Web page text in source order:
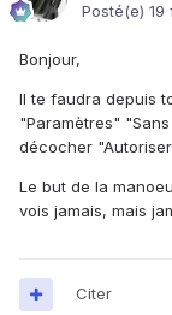
Posté(e) 19
Bonjour,
Il te faudra depuis
"Paramètres"
décocher
Le but de la
vois jamais, mais
Citer